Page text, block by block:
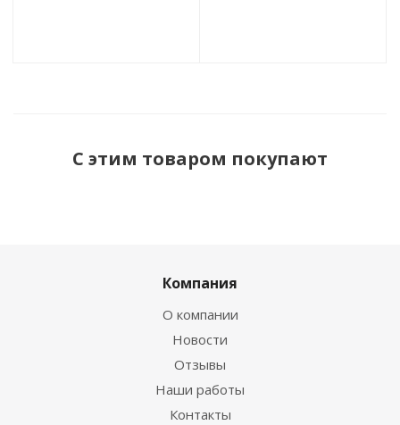
С этим товаром покупают
Компания
О компании
Новости
Отзывы
Наши работы
Контакты